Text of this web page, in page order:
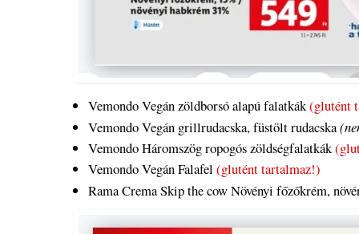
Vemondo Vegán zöldborsó alapú falatkák(glutént
Vemondo Vegán grillrudacska, füstölt rudacska
Vemondo Háromszög ropogós zöldségfalatkák
Vemondo Vegán Falafel (glutént tartalmaz!)
Rama Crema Skip the cow Növényi főzőkrém,